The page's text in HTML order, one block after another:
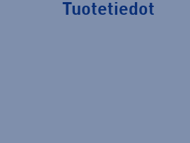
Tuotetiedot